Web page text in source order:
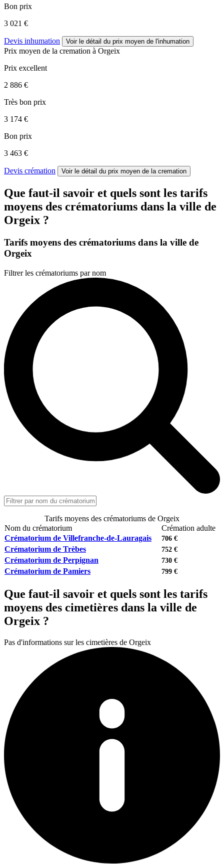
Bon prix
3 021 €
Devis inhumation Voir le détail du prix moyen de l'inhumation
Prix moyen de la cremation à Orgeix
Prix excellent
2 886 €
Très bon prix
3 174 €
Bon prix
3 463 €
Devis crémation Voir le détail du prix moyen de la cremation
Que faut-il savoir et quels sont les tarifs
moyens des crématoriums dans la ville de
Orgeix ?
Tarifs moyens des crématoriums dans la ville de
Orgeix
Filtrer les crématoriums par nom
Tarifs moyens des crématoriums de Orgeix
Nom du crématorium
Crémation adulte
Crématorium de Villefranche-de-Lauragais
706 €
Crématorium de Trèbes 752 €
Crématorium de Perpignan 730 €
Crématorium de Pamiers 799 €
Que faut-il savoir et quels sont les tarifs
moyens des cimetières dans la ville de
Orgeix ?
Pas d'informations sur les cimetières de Orgeix